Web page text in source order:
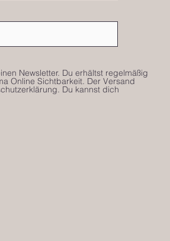
Newsletter. Du erhältst regelmäßig
Online Sichtbarkeit. Der Versand
Du kannst dich